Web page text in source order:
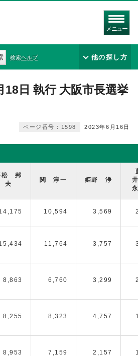
メニュー
検索ヘルプ 他の探し方
18日 執行 大阪市長選挙
2023年6月16日
ページ番号：1598
松 邦
夫
関 淳一 姫野 浄
10,594 3,569
11,764 3,757
8,863 6,760 3,299
8,255 8,323 4,757
8,953 7,159 2,157